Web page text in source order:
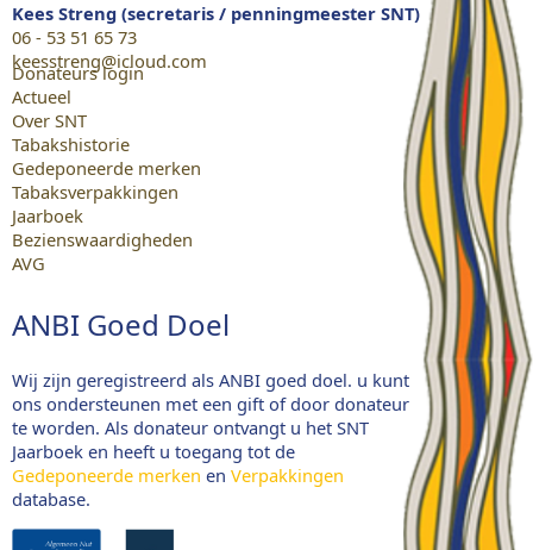
Kees Streng (secretaris / penningmeester SNT)
06 - 53 51 65 73
keesstreng@icloud.com
Donateurs login
Actueel
Over SNT
Tabakshistorie
Gedeponeerde merken
Tabaksverpakkingen
Jaarboek
Bezienswaardigheden
AVG
ANBI Goed Doel
Wij zijn geregistreerd als ANBI goed doel. u kunt
ons ondersteunen met een gift of door donateur
te worden. Als donateur ontvangt u het SNT
Jaarboek en heeft u toegang tot de
Gedeponeerde merken en Verpakkingen
database.